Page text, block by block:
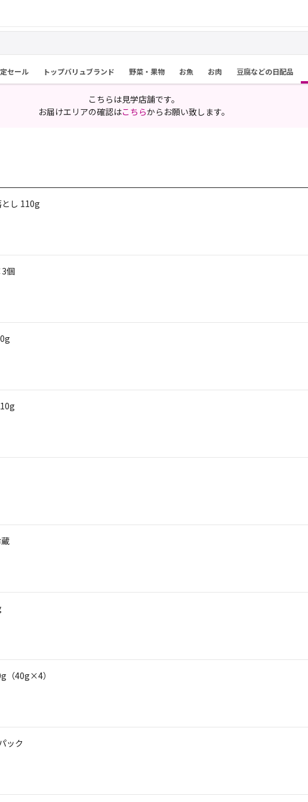
セール トップバリュブランド 野菜・果物 お魚 お肉 豆腐などの日配品
こちらは見学店舗です。
お届けエリアの確認はこちらからお願い致します。
し 110g
個
蔵
（40g×4）
ック